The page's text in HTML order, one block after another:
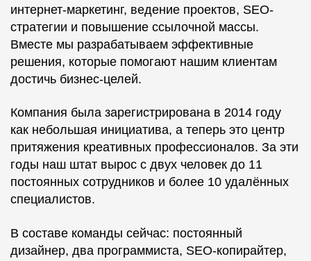
интернет-маркетинг, ведение проектов, SEO-
стратегии и повышение ссылочной массы.
Вместе мы разрабатываем эффективные
решения, которые помогают нашим клиентам
достичь бизнес-целей.
Компания была зарегистрирована в 2014 году
как небольшая инициатива, а теперь это центр
притяжения креативных профессионалов. За эти
годы наш штат вырос с двух человек до 11
постоянных сотрудников и более 10 удалённых
специалистов.
В составе команды сейчас: постоянный
дизайнер, два программиста, SEO-копирайтер,